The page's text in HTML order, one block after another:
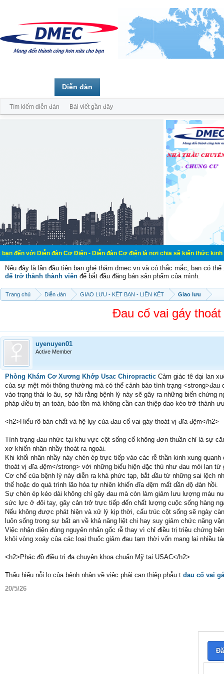
đàn Cơ Điện - Diễn đàn Cơ điện là nơi chia sẽ kiến thức kinh nghiệm
Nếu đây là lần đầu tiên bạn ghé thăm dmec.vn và có thắc mắc, bạn có
để trở thành thành viên để bắt đầu đăng bán sản phẩm của mình.
Trang chủ Diễn đàn GIAO LƯU - KẾT BẠN - LIÊN KẾT Giao lưu
Đau cổ vai gáy
uyenuyen01
Active Member
Phòng Khám Cơ Xương Khớp Usac Chiropractic Cảm giác tê dại lan
của sự mệt mỏi thông thường mà có thể cảnh báo tình trạng
vào trạng thái lo âu, sợ hãi rằng bệnh lý này sẽ gây ra những biến chứng
pháp điều trị an toàn, bảo tồn mà không cần can thiệp dao kéo trở thành
<h2>Hiểu rõ bản chất và hệ lụy của đau cổ vai gáy thoát vị đĩa đệm</h2>
Tình trạng đau nhức tại khu vực cột sống cổ không đơn thuần chỉ là sự
xơ khiến nhân nhầy thoát ra ngoài.
Khi khối nhân nhầy này chèn ép trực tiếp vào các rễ thần kinh xung
thoát vị đĩa đệm</strong> với những biểu hiện đặc thù như đau mỏi lan
Cơ chế của bệnh lý này diễn ra khá phức tạp, bắt đầu từ những sai lệch
thế hoặc do quá trình lão hóa tự nhiên khiến đĩa đệm mất dần độ đàn hồi.
Sự chèn ép kéo dài không chỉ gây đau mà còn làm giảm lưu lượng máu
sức lực ở đôi tay, gây cản trở trực tiếp đến chất lượng cuộc sống hàng
Nếu không được phát hiện và xử lý kịp thời, cấu trúc cột sống sẽ ngày
luôn sống trong sự bất an về khả năng liệt chi hay suy giảm chức năng
Việc nhận diện đúng nguyên nhân gốc rễ thay vì chỉ điều trị triệu chứng
khỏi vòng xoáy của các loại thuốc giảm đau tạm thời vốn mang lại nhiều
<h2>Phác đồ điều trị đa chuyên khoa chuẩn Mỹ tại USAC</h2>
Thấu hiểu nỗi lo của bệnh nhân về việc phải can thiệp phẫu t đau cổ vai
20/5/26
Diễn đàn
Tìm kiếm diễn đàn Bài viết gần đây